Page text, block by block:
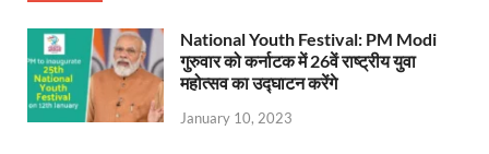
National Youth Festival: PM Modi
गुरुवार को कर्नाटक में 26वें राष्ट्रीय युवा
महोत्सव का उद्घाटन करेंगे
January 10, 2023